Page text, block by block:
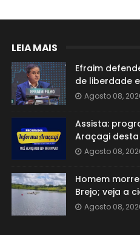
LEIA MAIS
Efraim
de liberdade
Agosto 08,
Assista:
Araçagi
Agosto 08,
Homem
Brejo; veja a
Agosto 08,